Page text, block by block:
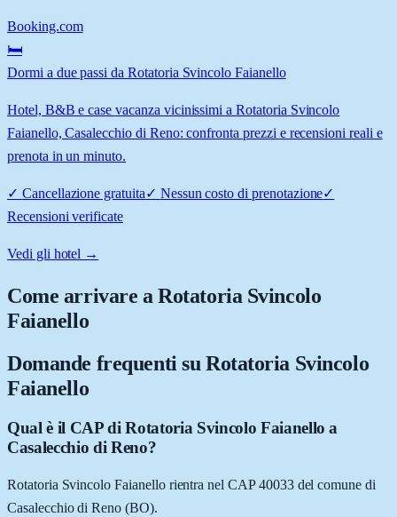
Booking.com
🛏️
Dormi a due passi da Rotatoria Svincolo Faianello
Hotel, B&B e case vacanza vicinissimi a Rotatoria Svincolo
Faianello, Casalecchio di Reno: confronta prezzi e recensioni reali e
prenota in un minuto.
✓ Cancellazione gratuita✓ Nessun costo di prenotazione✓
Recensioni verificate
Vedi gli hotel →
Come arrivare aRotatoria Svincolo
Faianello
Domande frequenti su Rotatoria Svincolo
Faianello
Qual è il CAP di Rotatoria Svincolo Faianello a
Casalecchio di Reno?
Rotatoria Svincolo Faianello rientra nel CAP 40033 del comune di
Casalecchio di Reno (BO).